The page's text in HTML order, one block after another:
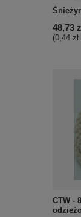
48,73
(0,44
CTW -